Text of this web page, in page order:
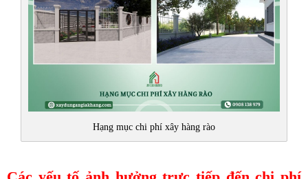
Hạng mục chi phí xây hàng rào